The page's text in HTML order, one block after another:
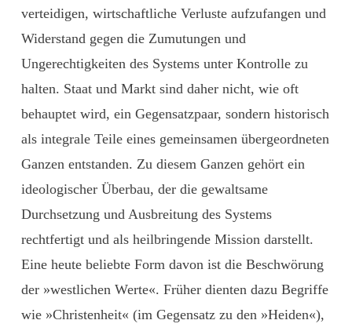
verteidigen, wirtschaftliche Verluste aufzufangen und
Widerstand gegen die Zumutungen und
Ungerechtigkeiten des Systems unter Kontrolle zu
halten. Staat und Markt sind daher nicht, wie oft
behauptet wird, ein Gegensatzpaar, sondern historisch
als integrale Teile eines gemeinsamen übergeordneten
Ganzen entstanden. Zu diesem Ganzen gehört ein
ideologischer Überbau, der die gewaltsame
Durchsetzung und Ausbreitung des Systems
rechtfertigt und als heilbringende Mission darstellt.
Eine heute beliebte Form davon ist die Beschwörung
der »westlichen Werte«. Früher dienten dazu Begriffe
wie »Christenheit« (im Gegensatz zu den »Heiden«),